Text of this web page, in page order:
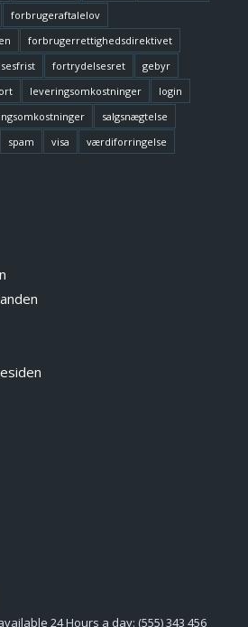
forbrugeraftalelov
forbrugerrettighedsdirektivet
fortrydelsesret
gebyr
leveringsomkostninger
login
salgsnægtelse
spam visa værdiforringelse
24 Hours a day: (555) 343 456